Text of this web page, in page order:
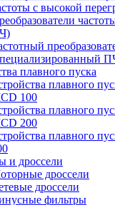
с высокой
плавного пуска
плавного
100
плавного
200
плавного
и дроссели
дроссели
дроссели
фильтры